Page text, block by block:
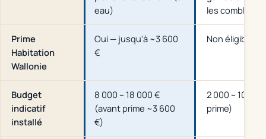
eau)
les combles)
Prime
Habitation
Wallonie
Oui — jusqu'à ~3 600
€
Non éligible
Budget
indicatif
installé
8 000 – 18 000 €
(avant prime ~3 600
€)
2 000 – 10
prime)